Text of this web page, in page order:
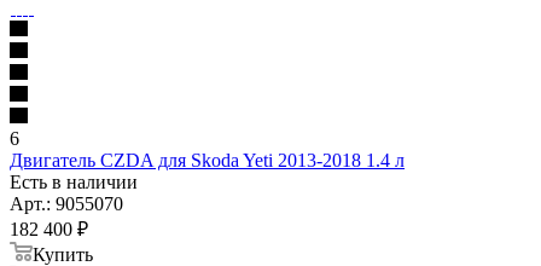
6
Двигатель CZDA для Skoda Yeti 2013-2018 1.4 л
Есть в наличии
Арт.: 9055070
182 400 ₽
Купить